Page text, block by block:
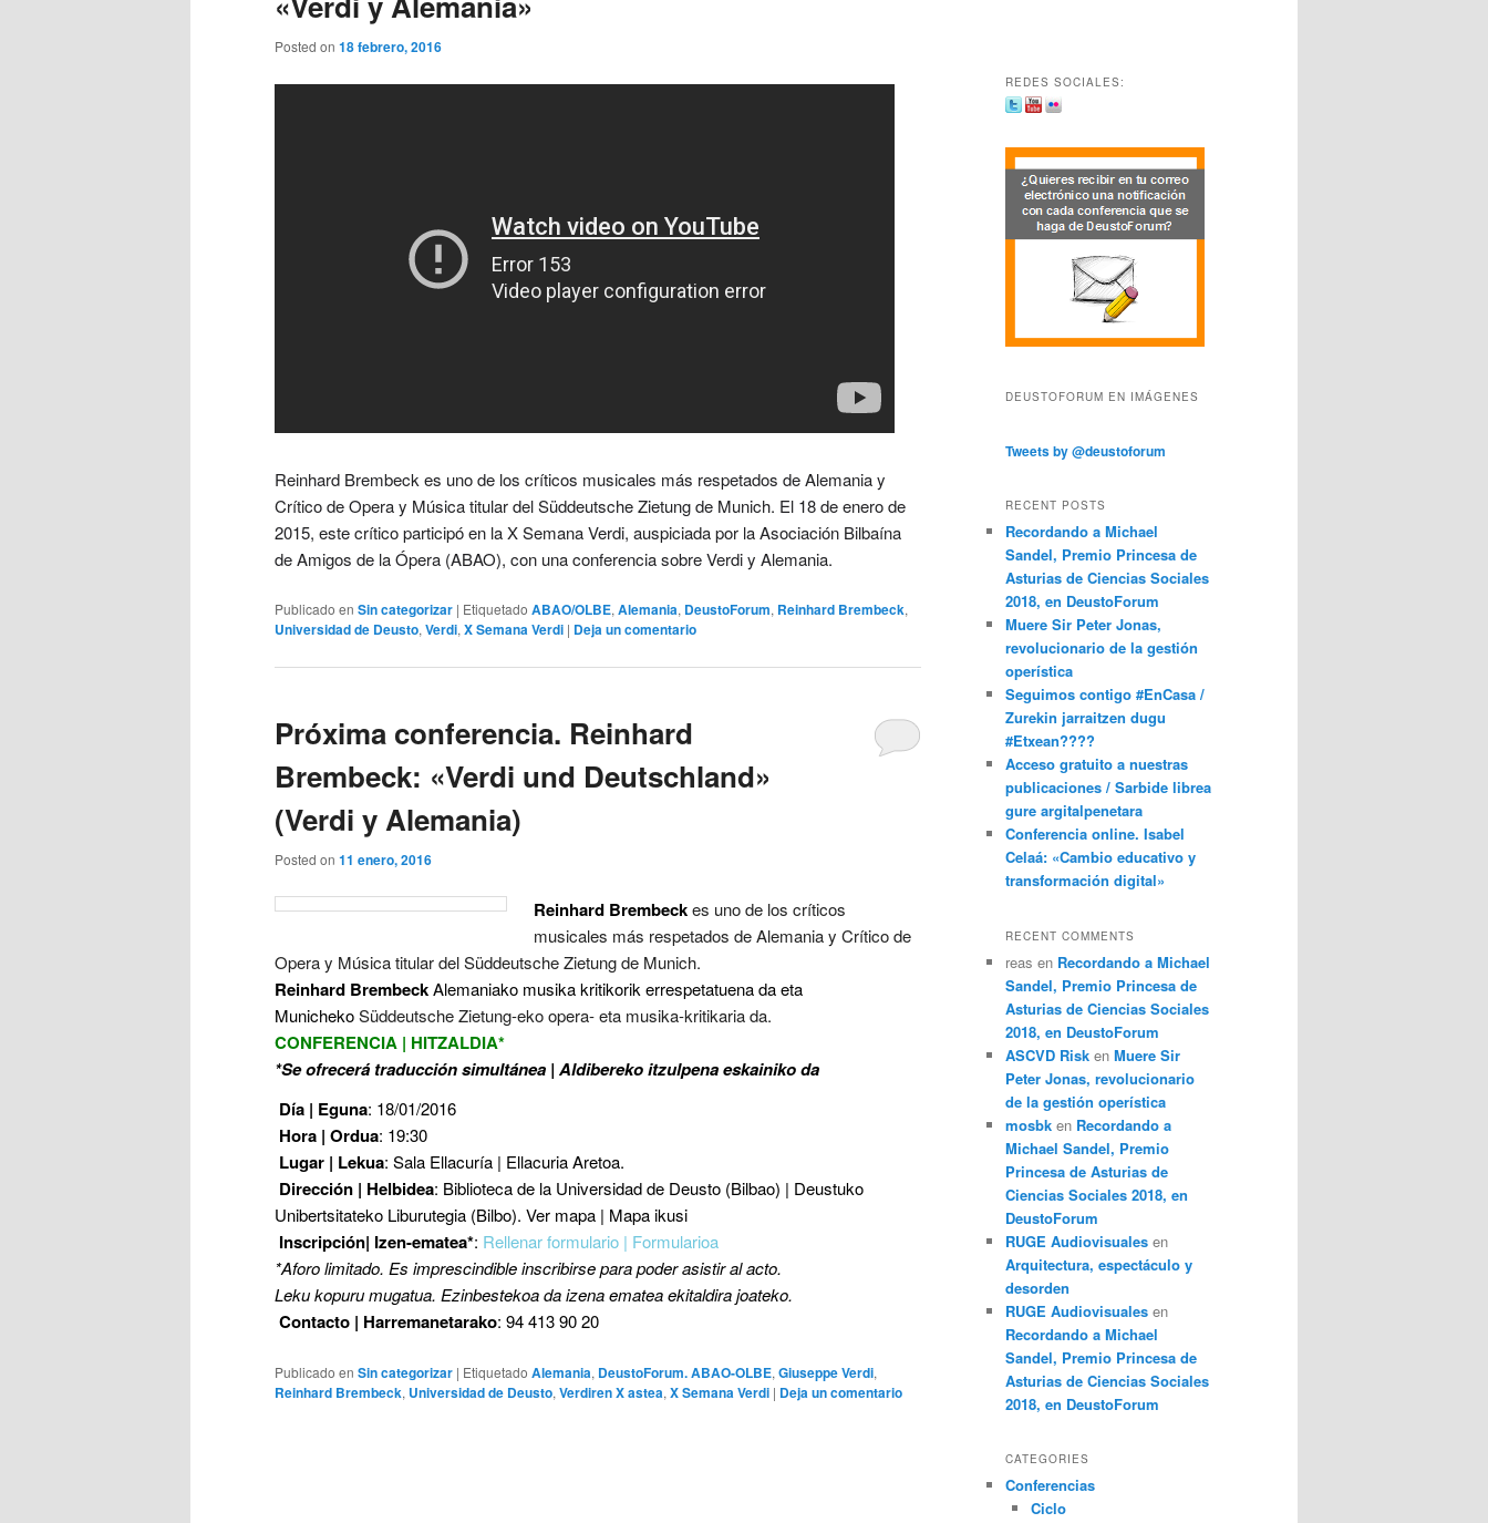
Posted on 18 febrero, 2016
Reinhard Brembeck es uno de los críticos musicales más respetados de Alemania y
Crítico de Opera y Música titular del Süddeutsche Zietung de Munich. El 18 de enero de
2015, este crítico participó en la X Semana Verdi, auspiciada por la Asociación Bilbaína
de Amigos de la Ópera (ABAO), con una conferencia sobre Verdi y Alemania.
Publicado en Sin categorizar | Etiquetado ABAO/OLBE, Alemania, DeustoForum, Reinhard Brembeck,
Universidad de Deusto, Verdi, X Semana Verdi | Deja un comentario
Próxima conferencia. Reinhard
Brembeck: «Verdi und Deutschland»
(Verdi y Alemania)
Posted on 11 enero, 2016
Reinhard Brembeckes uno de los críticos
musicales más respetados de Alemania y Crítico de
Opera y Música titular del Süddeutsche Zietung de Munich.
Reinhard BrembeckAlemaniako musika kritikorik errespetatuena da eta
MunichekoSüddeutsche Zietung-eko opera- eta musika-kritikaria da.
CONFERENCIA | HITZALDIA*
*Se ofrecerá traducción simultánea | Aldibereko itzulpena eskainiko da
Día | Eguna: 18/01/2016
Hora | Ordua: 19:30
Lugar | Lekua: Sala Ellacuría | Ellacuria Aretoa.
Dirección | Helbidea: Biblioteca de la Universidad de Deusto (Bilbao) | Deustuko
Unibertsitateko Liburutegia (Bilbo). Ver mapa | Mapa ikusi
Inscripción| Izen-ematea*: Rellenar formulario | Formularioa
*Aforo limitado. Es imprescindible inscribirse para poder asistir al acto.
Leku kopuru mugatua. Ezinbestekoa da izena ematea ekitaldira joateko.
Contacto | Harremanetarako: 94 413 90 20
Publicado en Sin categorizar | Etiquetado Alemania, DeustoForum. ABAO-OLBE, Giuseppe Verdi,
Reinhard Brembeck, Universidad de Deusto, Verdiren X astea, X Semana Verdi | Deja un comentario
REDES SOCIALES:
DEUSTOFORUM EN IMÁGENES
Tweets by @deustoforum
RECENT POSTS
Recordando a Michael
Sandel, Premio Princesa de
Asturias de Ciencias Sociales
2018, en DeustoForum
Muere Sir Peter Jonas,
revolucionario de la gestión
operística
Seguimos contigo #EnCasa /
Zurekin jarraitzen dugu
#Etxean????
Acceso gratuito a nuestras
publicaciones / Sarbide librea
gure argitalpenetara
Conferencia online. Isabel
Celaá: «Cambio educativo y
transformación digital»
RECENT COMMENTS
reas en Recordando a Michael
Sandel, Premio Princesa de
Asturias de Ciencias Sociales
2018, en DeustoForum
ASCVD Risk en Muere Sir
Peter Jonas, revolucionario
de la gestión operística
mosbk en Recordando a
Michael Sandel, Premio
Princesa de Asturias de
Ciencias Sociales 2018, en
DeustoForum
RUGE Audiovisuales en
Arquitectura, espectáculo y
desorden
RUGE Audiovisuales en
Recordando a Michael
Sandel, Premio Princesa de
Asturias de Ciencias Sociales
2018, en DeustoForum
CATEGORIES
Conferencias
Ciclo